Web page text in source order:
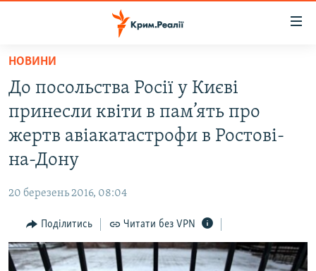
Перейти
основного
матеріалу
Перейти
до
основної
Перейти
пошуку
ВОДА.КРИМ
ВІДЕО ТА ФОТО
ПОЛІТИКА
ПОГЛЯД
ІНТЕРВ'Ю
ВСЕ ЗА ДЕНЬ
НОВИНИ
До посольства Росії у Києві
принесли квіти в пам’ять про
жертв авіакатастрофи в Ростові-
на-Дону
20 березень 2016, 08:04
Поділитись Читати без VPN